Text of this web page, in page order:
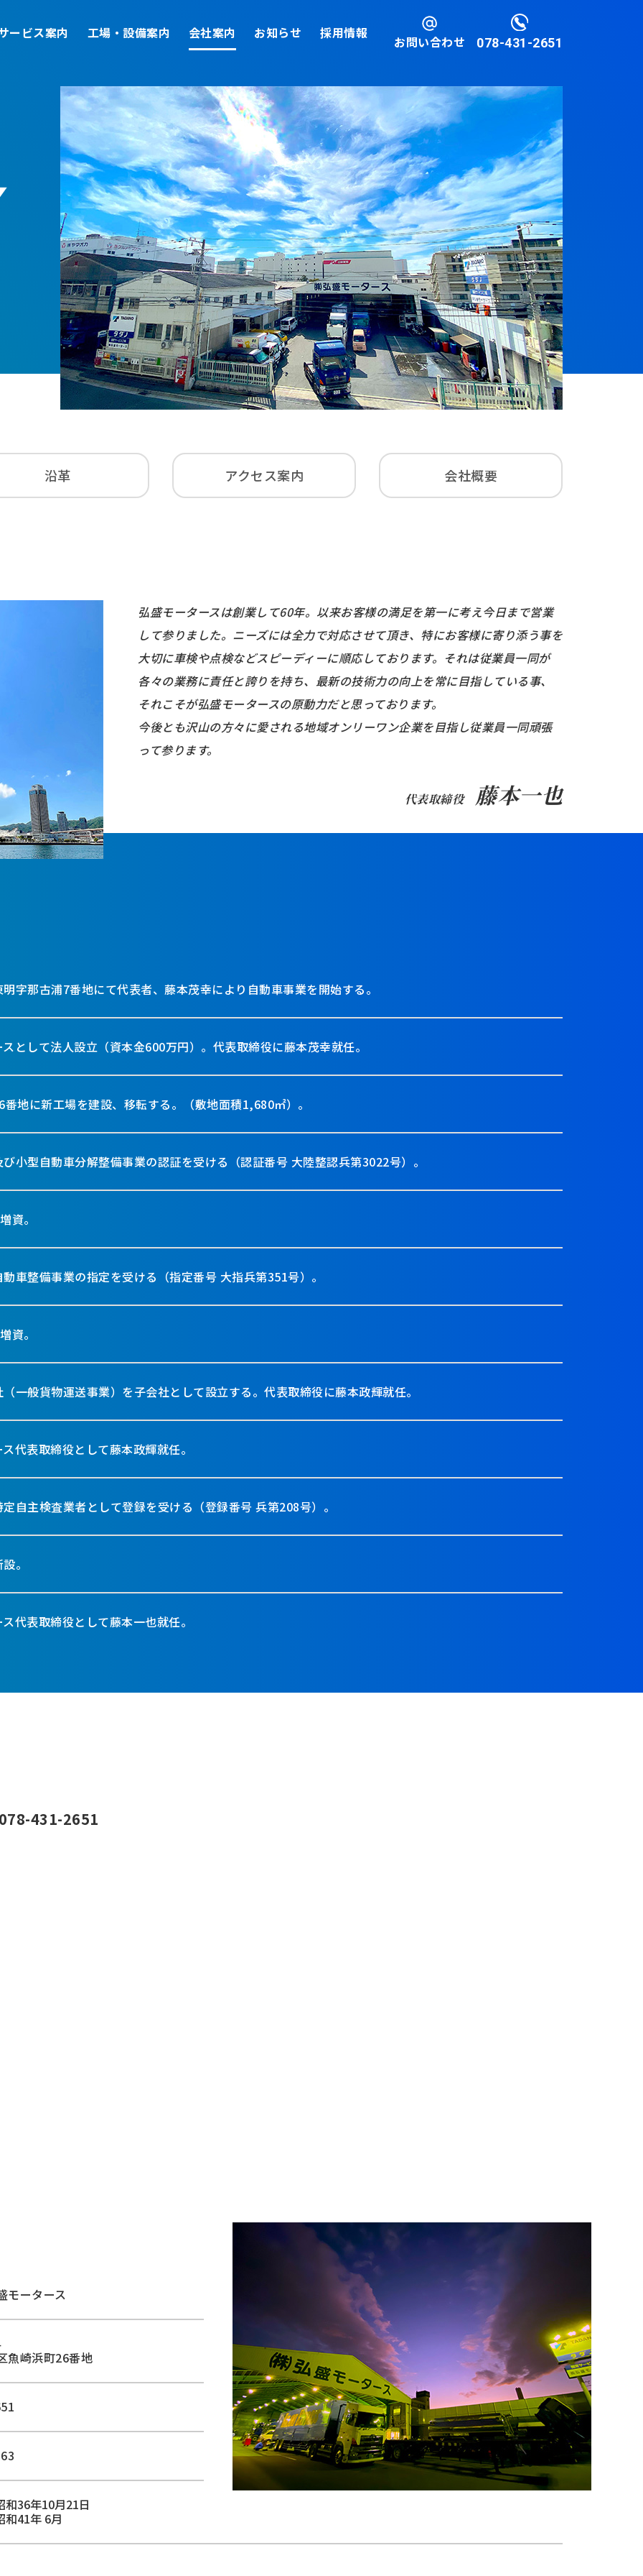
ービス案内 工場・設備案内 会社案内 お知らせ 採用情報
お問い合わせ 078-431-2651
沿革 アクセス案内 会社概要
弘盛モータースは創業して60年。以来お客様の満⾜を第⼀に考え今⽇まで営業
して参りました。ニーズには全⼒で対応させて頂き、特にお客様に寄り添う事を
⼤切に⾞検や点検などスピーディーに順応しております。それは従業員⼀同が
各々の業務に責任と誇りを持ち、最新の技術⼒の向上を常に⽬指している事、
それこそが弘盛モータースの原動⼒だと思っております。
今後とも沢⼭の⽅々に愛される地域オンリーワン企業を⽬指し従業員⼀同頑張
って参ります。
代表取締役 藤本⼀也
字那古浦7番地にて代表者、藤本茂幸により自動車事業を開始する。
として法人設立（資本金600万円）。代表取締役に藤本茂幸就任。
地に新工場を建設、移転する。（敷地面積1,680㎡）。
小型自動車分解整備事業の認証を受ける（認証番号 大陸整認兵第3022号）。
資。
車整備事業の指定を受ける（指定番号 大指兵第351号）。
資。
一般貨物運送事業）を子会社として設立する。代表取締役に藤本政輝就任。
代表取締役として藤本政輝就任。
自主検査業者として登録を受ける（登録番号 兵第208号）。
。
代表取締役として藤本一也就任。
431-2651
モータース
魚崎浜町26番地
年10月21日
41年 6月